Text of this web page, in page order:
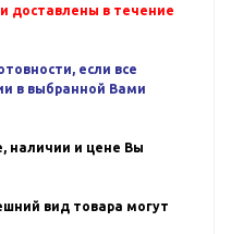
в течение
если все
в выбранной Вами
наличии и цене Вы
вид товара могут